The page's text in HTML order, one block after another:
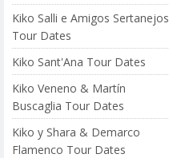
Kiko Salli e Amigos Sertanejos
Tour Dates
Kiko Sant'Ana Tour Dates
Kiko Veneno & Martín
Buscaglia Tour Dates
Kiko y Shara & Demarco
Flamenco Tour Dates